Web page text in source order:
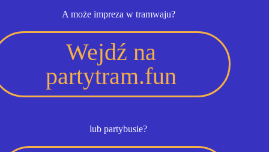
A może impreza w tramwaju?
Wejdź na
partytram.fun
lub partybusie?